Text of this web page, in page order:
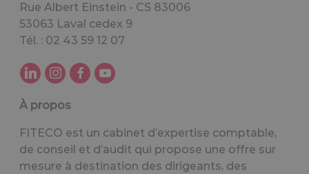
Rue Albert Einstein - CS 83006
53063 Laval cedex 9
Tél. : 02 43 59 12 07
À propos
FITECO est un cabinet d’expertise comptable,
de conseil et d’audit qui propose une offre sur
mesure à destination des dirigeants, des